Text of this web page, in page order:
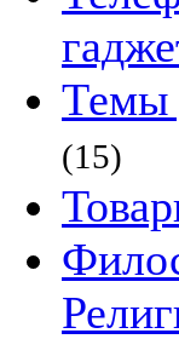
Темы
(15)